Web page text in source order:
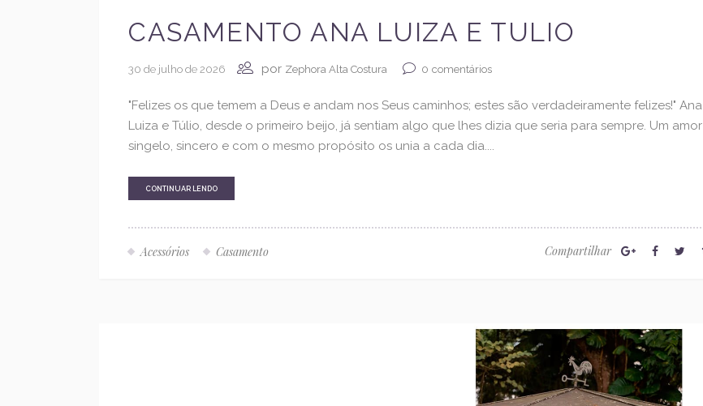
CASAMENTO ANA LUIZA E TULIO
30 de julho de 2026 por Zephora Alta Costura 0 comentários
"Felizes os que temem a Deus e andam nos Seus caminhos; estes são verdadeiramente felizes!" Ana
Luiza e Túlio, desde o primeiro beijo, já sentiam algo que lhes dizia que seria para sempre. Um amor
singelo, sincero e com o mesmo propósito os unia a cada dia....
CONTINUAR LENDO
Acessórios Casamento Compartilhar